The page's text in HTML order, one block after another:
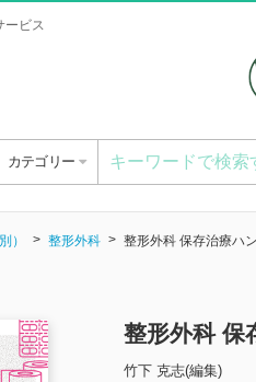
ービス
カテゴリー
） 整形外科 整形外科 保存治療ハ
整形外科 保
竹下 克志(編集)